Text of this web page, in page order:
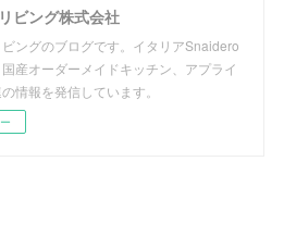
ビング株式会社
ングのブログです。イタリアSnaidero
産オーダーメイドキッチン、アプライ
情報を発信しています。